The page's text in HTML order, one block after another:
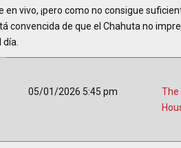
en vivo, ¡pero como no consigue
convencida de que el Chahuta no
05/01/2026 5:45 pm
The